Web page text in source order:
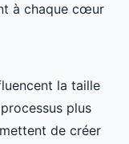
à chaque cœur
la taille
plus
de créer